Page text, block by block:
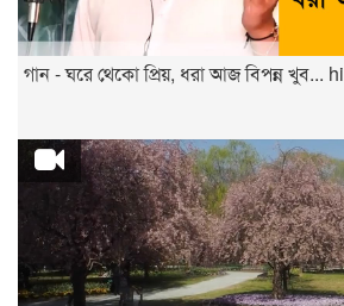
গান - ঘরে থেকো প্রিয়, ধরা আজ বিপন্ন খুব... hi